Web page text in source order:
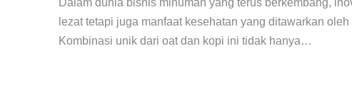
Dalam dunia bisnis minuman yang terus berkembang,
lezat tetapi juga manfaat kesehatan yang ditawarkan
Kombinasi unik dari oat dan kopi ini tidak hanya…